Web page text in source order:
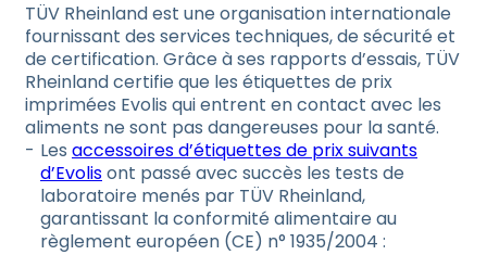
TÜV Rheinland est une organisation internationale
fournissant des services techniques, de sécurité et
de certification. Grâce à ses rapports d’essais, TÜV
Rheinland certifie que les étiquettes de prix
imprimées Evolis qui entrent en contact avec les
aliments ne sont pas dangereuses pour la santé.
Les accessoires d’étiquettes de prix suivants
d’Evolisont passé avec succès les tests de
laboratoire menés par TÜV Rheinland,
garantissant la conformité alimentaire au
règlement européen (CE) n° 1935/2004 :